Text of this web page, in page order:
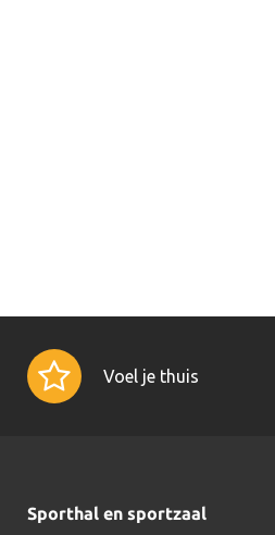
Voel je thuis
Sporthal en sportzaal